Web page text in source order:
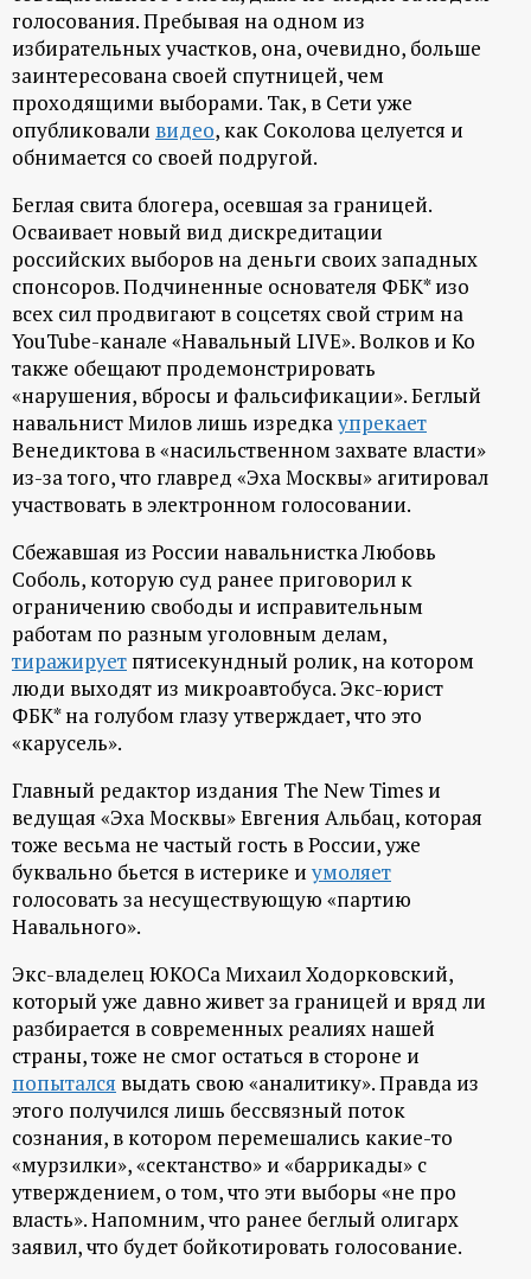
голосования. Пребывая на одном из
избирательных участков, она, очевидно, больше
заинтересована своей спутницей, чем
проходящими выборами. Так, в Сети уже
опубликовали видео, как Соколова целуется и
обнимается со своей подругой.
Беглая свита блогера, осевшая за границей.
Осваивает новый вид дискредитации
российских выборов на деньги своих западных
спонсоров. Подчиненные основателя ФБК* изо
всех сил продвигают в соцсетях свой стрим на
YouTube-канале «Навальный LIVE». Волков и Ко
также обещают продемонстрировать
«нарушения, вбросы и фальсификации». Беглый
навальнист Милов лишь изредкаупрекает
Венедиктова в «насильственном захвате власти»
из-за того, что главред «Эха Москвы» агитировал
участвовать в электронном голосовании.
Сбежавшая из России навальнистка Любовь
Соболь, которую суд ранее приговорил к
ограничению свободы и исправительным
работам по разным уголовным делам,
тиражирует пятисекундный ролик, на котором
люди выходят из микроавтобуса. Экс-юрист
ФБК* на голубом глазу утверждает, что это
«карусель».
Главный редактор издания The New Times и
ведущая «Эха Москвы» Евгения Альбац, которая
тоже весьма не частый гость в России, уже
буквально бьется в истерике и умоляет
голосовать за несуществующую «партию
Навального».
Экс-владелец ЮКОСа Михаил Ходорковский,
который уже давно живет за границей и вряд ли
разбирается в современных реалиях нашей
страны, тоже не смог остаться в стороне и
попытался выдать свою «аналитику». Правда из
этого получился лишь бессвязный поток
сознания, в котором перемешались какие-то
«мурзилки», «сектанство» и «баррикады» с
утверждением, о том, что эти выборы «не про
власть». Напомним, что ранее беглый олигарх
заявил, что будет бойкотировать голосование.